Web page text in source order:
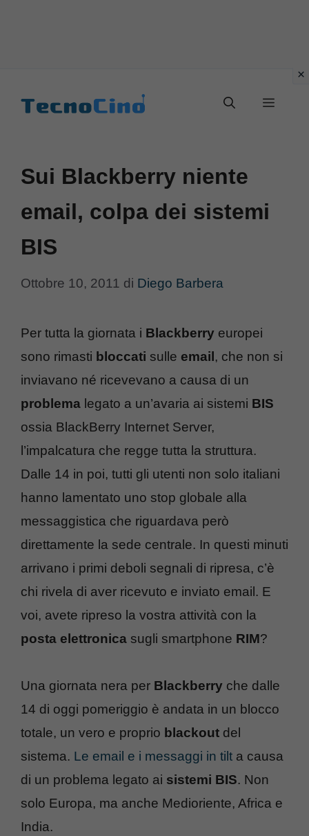
Menu
Sui Blackberry niente
email, colpa dei sistemi
BIS
Ottobre 10, 2011 di Diego Barbera
Per tutta la giornata i Blackberry europei
sono rimasti bloccati sulle email, che non si
inviavano né ricevevano a causa di un
problema legato a un’avaria ai sistemi BIS
ossia BlackBerry Internet Server,
l’impalcatura che regge tutta la struttura.
Dalle 14 in poi, tutti gli utenti non solo italiani
hanno lamentato uno stop globale alla
messaggistica che riguardava però
direttamente la sede centrale. In questi minuti
arrivano i primi deboli segnali di ripresa, c’è
chi rivela di aver ricevuto e inviato email. E
voi, avete ripreso la vostra attività con la
posta elettronica sugli smartphone RIM?
Una giornata nera per Blackberry che dalle
14 di oggi pomeriggio è andata in un blocco
totale, un vero e proprio blackout del
sistema. Le email e i messaggi in tilt a causa
di un problema legato ai sistemi BIS. Non
solo Europa, ma anche Medioriente, Africa e
India.